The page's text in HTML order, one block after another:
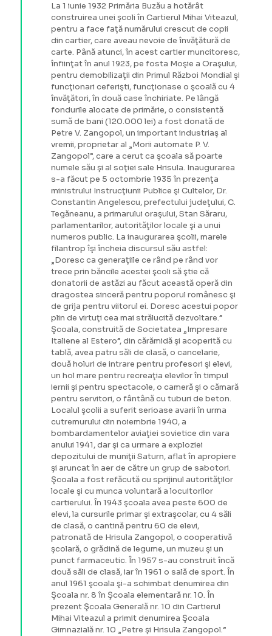
La 1 iunie 1932 Primăria Buzău a hotărât
construirea unei şcoli în Cartierul Mihai Viteazul,
pentru a face faţă numărului crescut de copii
din cartier, care aveau nevoie de învăţătură de
carte. Până atunci, în acest cartier muncitoresc,
înfiinţat în anul 1923, pe fosta Moşie a Oraşului,
pentru demobilizaţii din Primul Război Mondial şi
funcţionari ceferişti, funcţionase o şcoală cu 4
învăţători, în două case închiriate. Pe lângă
fondurile alocate de primărie, o consistentă
sumă de bani (120.000 lei) a fost donată de
Petre V. Zangopol, un important industriaş al
vremii, proprietar al „Morii automate P. V.
Zangopol”, care a cerut ca şcoala să poarte
numele său şi al soţiei sale Hrisula. Inaugurarea
s-a făcut pe 5 octombrie 1935 în prezenţa
ministrului Instrucţiunii Publice şi Cultelor, Dr.
Constantin Angelescu, prefectului judeţului, C.
Tegăneanu, a primarului oraşului, Stan Săraru,
parlamentarilor, autorităţilor locale şi a unui
numeros public. La inaugurarea şcolii, marele
filantrop îşi încheia discursul său astfel:
„Doresc ca generaţiile ce rând pe rând vor
trece prin băncile acestei şcoli să ştie că
donatorii de astăzi au făcut această operă din
dragostea sinceră pentru poporul românesc şi
de grija pentru viitorul ei. Doresc acestui popor
plin de virtuţi cea mai strălucită dezvoltare.”
Şcoala, construită de Societatea „Impresare
Italiene al Estero”, din cărămidă şi acoperită cu
tablă, avea patru săli de clasă, o cancelarie,
două holuri de intrare pentru profesori şi elevi,
un hol mare pentru recreaţia elevilor în timpul
iernii şi pentru spectacole, o cameră şi o cămară
pentru servitori, o fântână cu tuburi de beton.
Localul şcolii a suferit serioase avarii în urma
cutremurului din noiembrie 1940, a
bombardamentelor aviaţiei sovietice din vara
anului 1941, dar şi ca urmare a exploziei
depozitului de muniţii Saturn, aflat în apropiere
şi aruncat în aer de către un grup de sabotori.
Şcoala a fost refăcută cu sprijinul autorităţilor
locale şi cu munca voluntară a locuitorilor
cartierului. În 1943 şcoala avea peste 600 de
elevi, la cursurile primar şi extraşcolar, cu 4 săli
de clasă, o cantină pentru 60 de elevi,
patronată de Hrisula Zangopol, o cooperativă
şcolară, o grădină de legume, un muzeu şi un
punct farmaceutic. În 1957 s-au construit încă
două săli de clasă, iar în 1961 o sală de sport. În
anul 1961 şcoala şi-a schimbat denumirea din
Şcoala nr. 8 în Şcoala elementară nr. 10. În
prezent Şcoala Generală nr. 10 din Cartierul
Mihai Viteazul a primit denumirea Şcoala
Gimnazială nr. 10 „Petre şi Hrisula Zangopol.”